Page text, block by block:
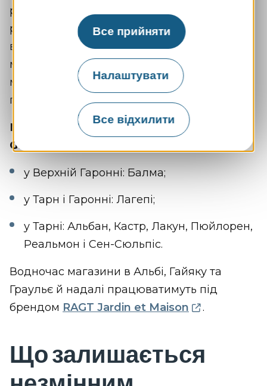
Все прийняти
Налаштувати
Все відхилити
регіональну мережу, спираючись на
репутацію та привабливість добре
відомого бренду, водночас зберігаючи
місцеву ідентичність і тісний зв’язок
магазинів із громадами, у яких вони
працюють.
Магазини, які переходять під бренд
Gamm vert, розташовані:
у Верхній Гаронні: Балма;
у Тарн і Гаронні: Лагепі;
у Тарні: Альбан, Кастр, Лакун, Пюйлорен,
Реальмон і Сен-Сюльпіс.
Водночас магазини в Альбі, Гайяку та
Граульє й надалі працюватимуть під
брендом RAGT Jardin et Maison .
Що залишається